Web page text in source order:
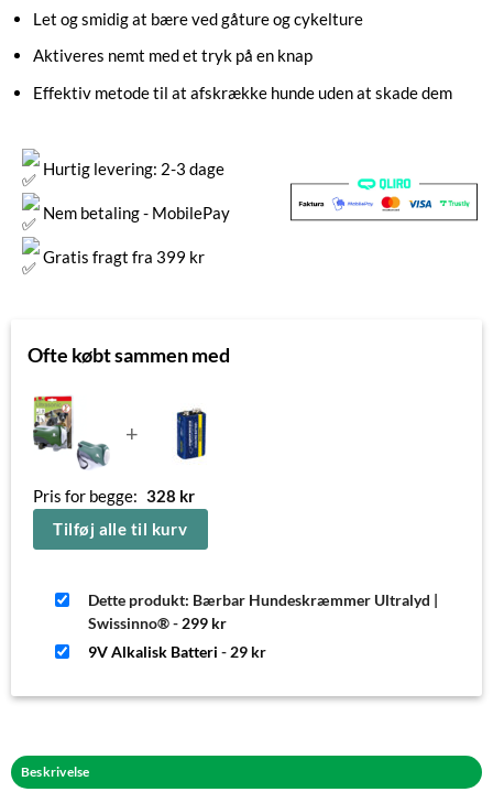
Let og smidig at bære ved gåture og cykelture
Aktiveres nemt med et tryk på en knap
Effektiv metode til at afskrække hunde uden at skade dem
Hurtig levering: 2-3 dage
Nem betaling - MobilePay
Gratis fragt fra 399 kr
Ofte købt sammen med
+
Pris for begge: 328 kr
Tilføj alle til kurv
Dette produkt: Bærbar Hundeskræmmer Ultralyd |
Swissinno®- 299 kr
9V Alkalisk Batteri - 29 kr
Beskrivelse